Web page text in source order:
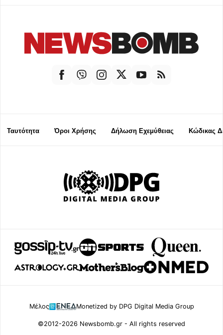
Ταυτότητα Όροι Χρήσης Δήλωση Εχεμύθειας Κώδικας
Μέλος Monetized by DPG Digital Media Group
©2012-2026 Newsbomb.gr - All rights reserved